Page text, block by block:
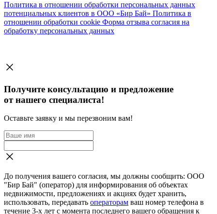
Политика в отношении обработки персональных данных
потенциальных клиентов в ООО «Бир Бай» Политика в
отношении обработки cookie Форма отзыва согласия на
обработку персональных данных
Получите консультацию и предложение
от нашего специалиста!
Оставьте заявку и мы перезвоним вам!
До получения вашего согласия, мы должны сообщить: ООО
"Бир Бай" (оператор) для информирования об объектах
недвижимости, предложениях и акциях будет хранить,
использовать, передавать операторам ваш номер телефона в
течение 3-х лет с момента последнего вашего обращения к